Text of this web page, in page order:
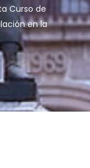
Curso de
en la